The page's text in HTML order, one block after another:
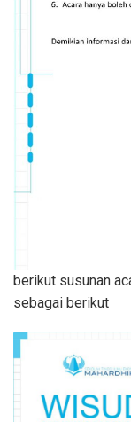
berikut susunan
sebagai berikut